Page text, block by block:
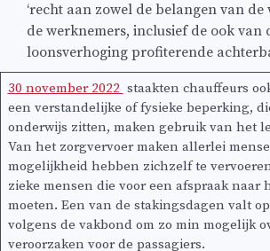
‘recht aan zowel de belangen van de
de werknemers, inclusief de ook van
loonsverhoging profiterende
30 november 2022 staakten chauffeurs
een verstandelijke of fysieke beperking,
onderwijs zitten, maken gebruik van het
Van het zorgvervoer maken allerlei
mogelijkheid hebben zichzelf te
zieke mensen die voor een afspraak naar
moeten. Een van de stakingsdagen valt
volgens de vakbond om zo min mogelijk
veroorzaken voor de passagiers.